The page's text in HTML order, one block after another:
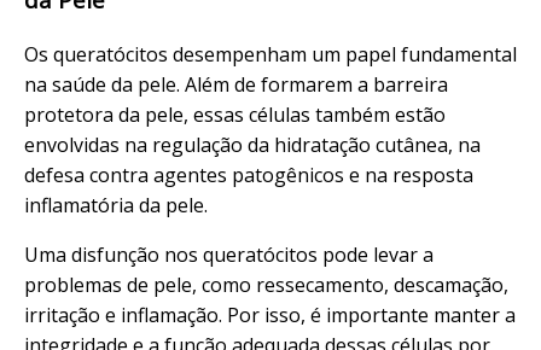
Os queratócitos desempenham um papel fundamental
na saúde da pele. Além de formarem a barreira
protetora da pele, essas células também estão
envolvidas na regulação da hidratação cutânea, na
defesa contra agentes patogênicos e na resposta
inflamatória da pele.
Uma disfunção nos queratócitos pode levar a
problemas de pele, como ressecamento, descamação,
irritação e inflamação. Por isso, é importante manter a
integridade e a função adequada dessas células por